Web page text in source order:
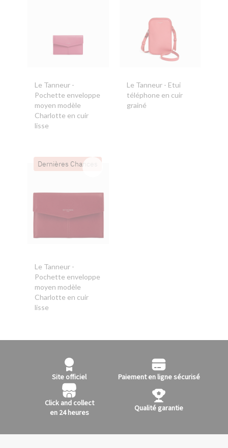
Le Tanneur -
Pochette enveloppe
moyen modèle
Charlotte en cuir
lisse
Le Tanneur- Etui
téléphone en cuir
grainé
Dernières Chances
Le Tanneur -
Pochette enveloppe
moyen modèle
Charlotte en cuir
lisse
Site officiel Paiement en ligne sécurisé
Click and collect
en 24 heures
Qualité garantie